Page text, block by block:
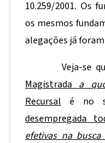
10.259/2001. Os
os mesmos
alegações já
Veja-se
Magistrada a
Recursal é no
desempregada
efetivas na